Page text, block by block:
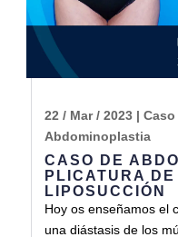
CASO DE
PLICATURA
LIPOSUCCIÓN
22 / Mar / 2023| Caso
Abdominoplastia
Hoy os enseñamos el
una diástasis de los